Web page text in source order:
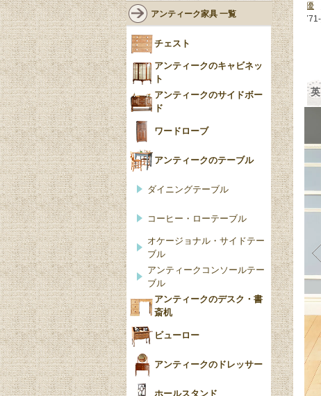
ットになった
ブル (m-
ブル、マホガニー材の木目が美し
い猫足のローテーブル (k-3446-f)
158,000円(税込)
テーブル、フランスから届いた優
雅なアンティークテーブル (j-3771-
アンティーク家具 一覧
チェスト
アンティークのキャビネッ
ト
アンティークのサイドボー
ド
ワードローブ
アンティークのテーブル
ダイニングテーブル
コーヒー・ローテーブル
オケージョナル・サイドテー
ブル
アンティークコンソールテー
ブル
アンティークのデスク・書
斎机
ビューロー
アンティークのドレッサー
ホールスタンド